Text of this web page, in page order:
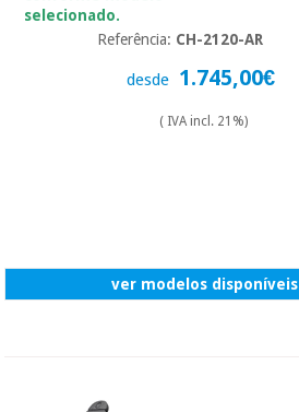
(liquidação)
selecionado.
Referência: CH-2120-AR
desde 1.745,00€
( IVA incl. 21%)
ver modelos disponíveis